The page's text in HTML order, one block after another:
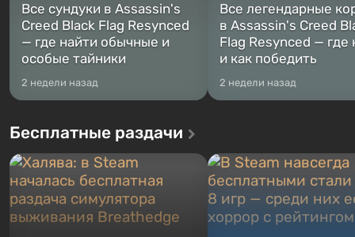
Все сундуки в Assassin's
Creed Black Flag Resynced
— где найти обычные и
особые тайники
2 недели назад
Все легендарные
в Assassin's Creed
Flag Resynced — где
и как победить
2 недели назад
Бесплатные раздачи